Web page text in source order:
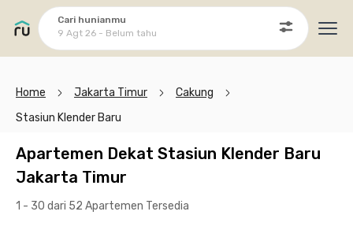
Cari hunianmu
9 Agt 26 - Belum tahu
Home Jakarta Timur
Cakung
Stasiun Klender Baru
Apartemen Dekat Stasiun Klender Baru
Jakarta Timur
1 - 30 dari 52 Apartemen Tersedia